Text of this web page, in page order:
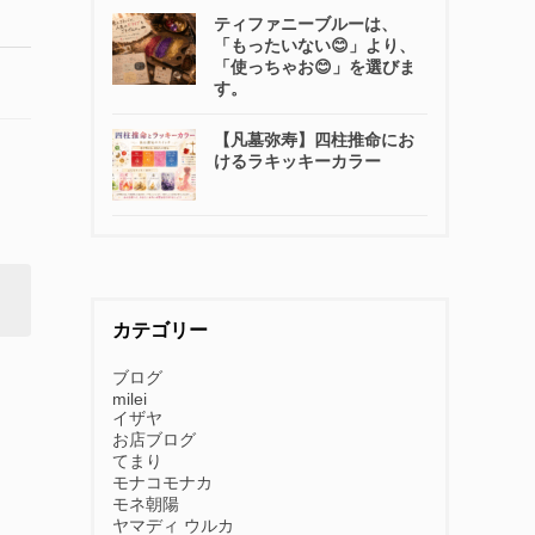
ティファニーブルーは、
「もったいない😊」より、
「使っちゃお😊」を選びま
す。
【凡墓弥寿】四柱推命にお
けるラキッキーカラー
カテゴリー
ブログ
milei
イザヤ
お店ブログ
てまり
モナコモナカ
モネ朝陽
ヤマディ ウルカ